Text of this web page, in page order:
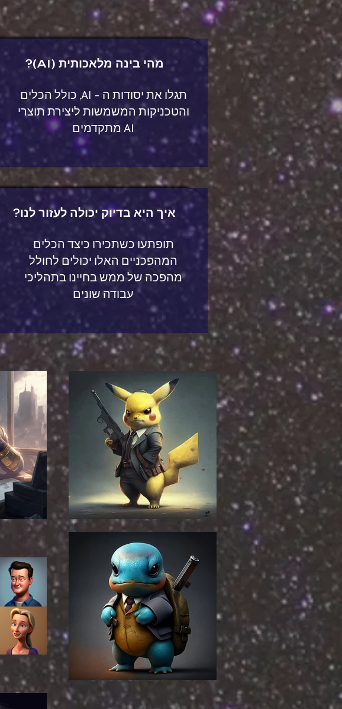
מהי בינה מלאכותית (AI)?
תגלו את יסודות ה - AI, כולל הכלים
והטכניקות המשמשות ליצירת תוצרי
AI מתקדמים
איך היא בדיוק יכולה לעזור לנו?
תופתעו כשתכירו כיצד הכלים
המהפכניים האלו יכולים לחולל
מהפכה של ממש בחיינו בתהליכי
עבודה שונים